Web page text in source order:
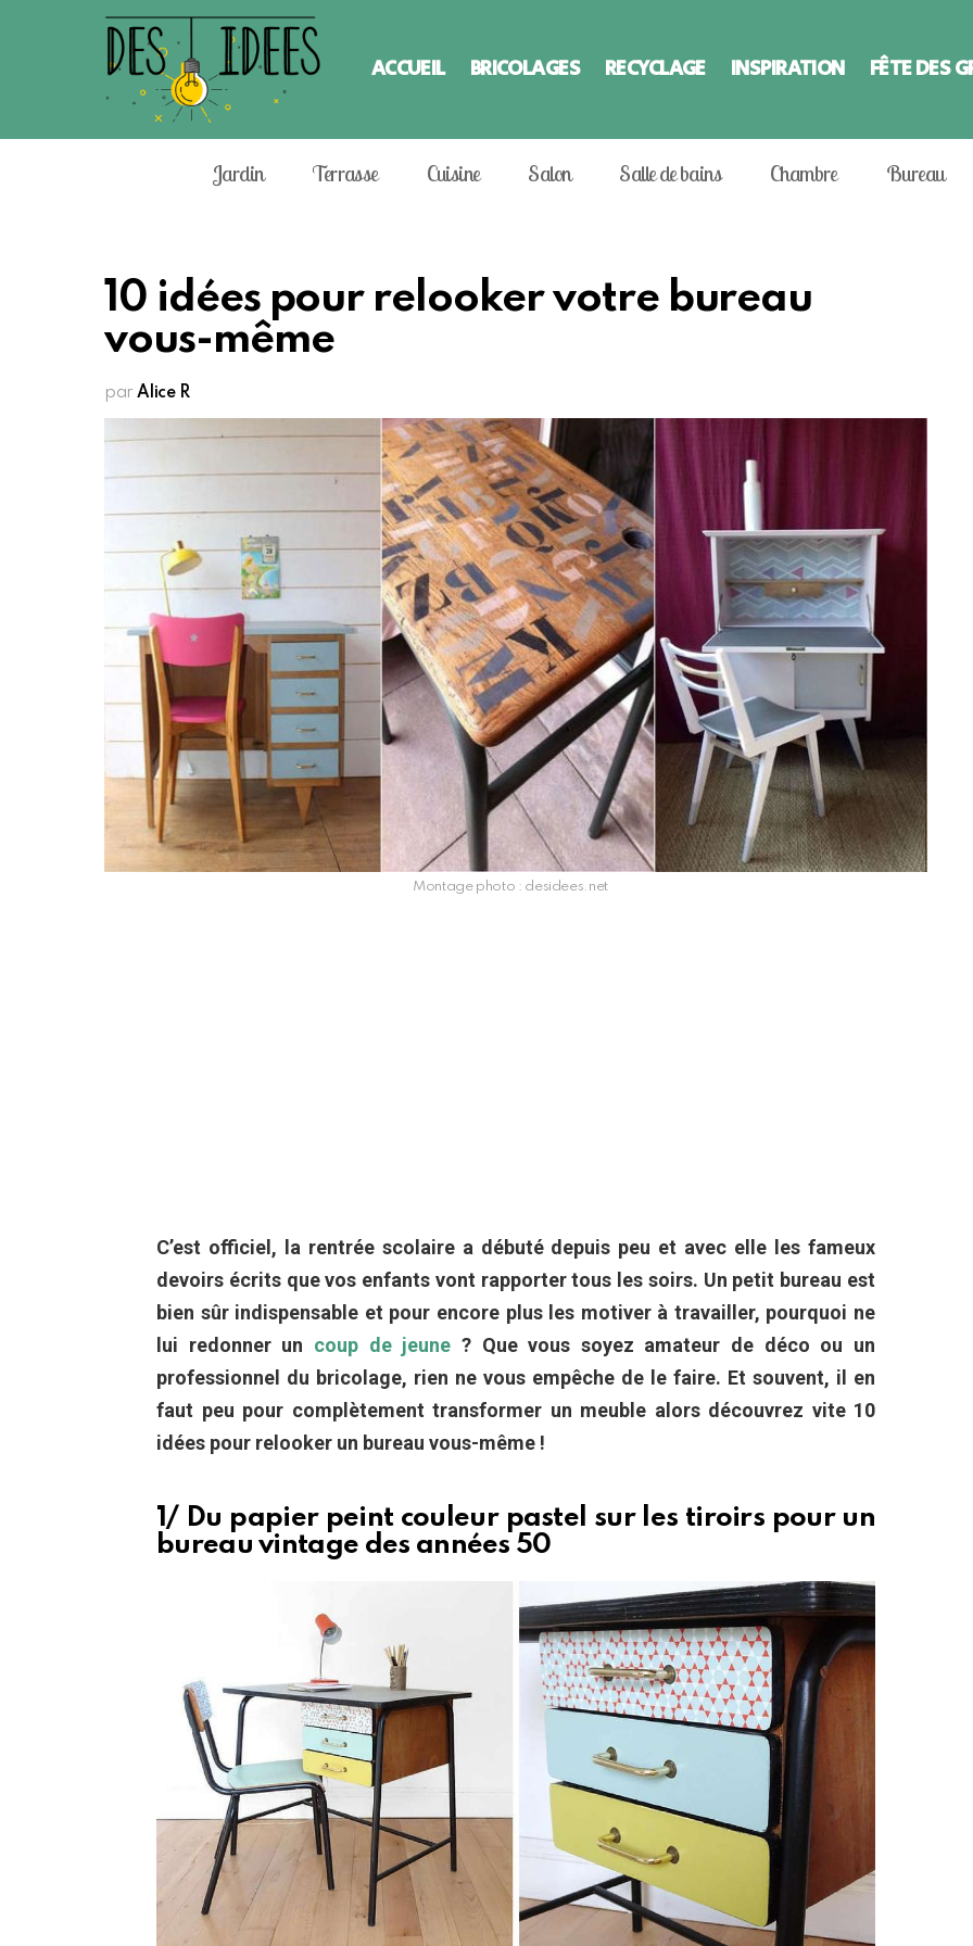
ACCUEIL BRICOLAGES RECYCLAGE INSPIRATION FÊTE DES
Jardin Terrasse Cuisine Salon Salle de bains Chambre Bureau
10 idées pour relooker votre bureau
vous-même
par Alice R
Montage photo : desidees.net
C’est officiel, la rentrée scolaire a débuté depuis peu et avec elle les fameux
devoirs écrits que vos enfants vont rapporter tous les soirs. Un petit bureau est
bien sûr indispensable et pour encore plus les motiver à travailler, pourquoi ne
lui redonner un coup de jeune ? Que vous soyez amateur de déco ou un
professionnel du bricolage, rien ne vous empêche de le faire. Et souvent, il en
faut peu pour complètement transformer un meuble alors découvrez vite 10
idées pour relooker un bureau vous-même !
1/ Du papier peint couleur pastel sur les tiroirs pour un
bureau vintage des années 50